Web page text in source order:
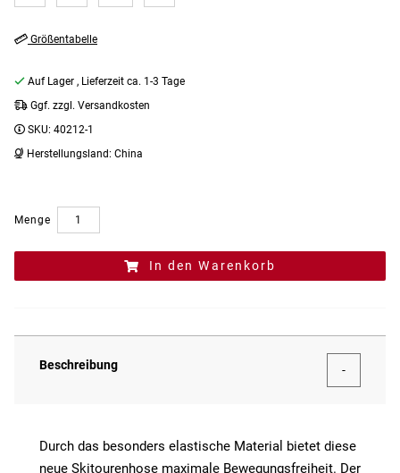
Größentabelle
Auf Lager , Lieferzeit ca. 1-3 Tage
Ggf. zzgl. Versandkosten
SKU: 40212-1
Herstellungsland: China
Menge
In den Warenkorb
Beschreibung
Durch das besonders elastische Material bietet diese
neue Skitourenhose maximale Bewegungsfreiheit. Der